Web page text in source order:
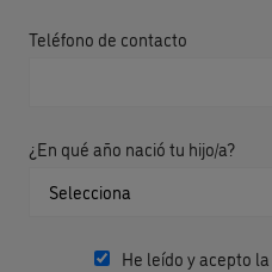
Teléfono de contacto
¿En qué año nació tu hijo/a?
He leído y acepto la